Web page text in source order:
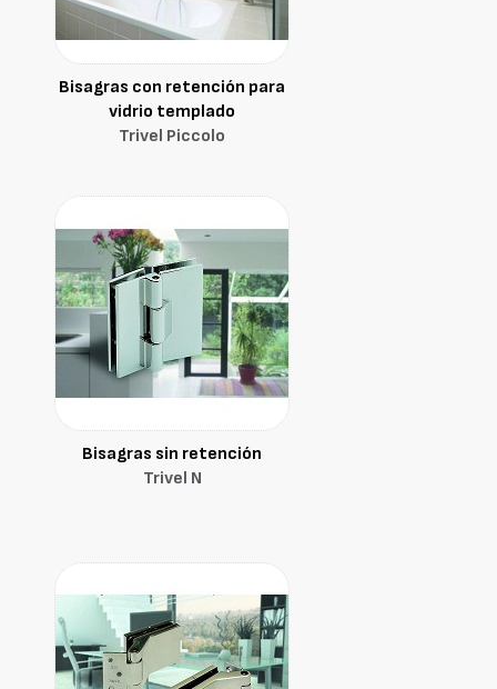
Bisagras con retención para
vidrio templado
Trivel Piccolo
Bisagras sin retención
Trivel N